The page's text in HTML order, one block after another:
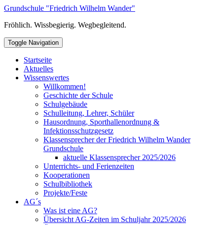
Skip
content
Grundschule "Friedrich Wilhelm Wander"
Fröhlich. Wissbegierig. Wegbegleitend.
Toggle Navigation
Startseite
Aktuelles
Wissenswertes
Willkommen!
Geschichte der Schule
Schulgebäude
Schulleitung, Lehrer, Schüler
Hausordnung, Sporthallenordnung &
Infektionsschutzgesetz
Klassensprecher der Friedrich Wilhelm Wander
Grundschule
aktuelle Klassensprecher 2025/2026
Unterrichts- und Ferienzeiten
Kooperationen
Schulbibliothek
Projekte/Feste
AG´s
Was ist eine AG?
Übersicht AG-Zeiten im Schuljahr 2025/2026